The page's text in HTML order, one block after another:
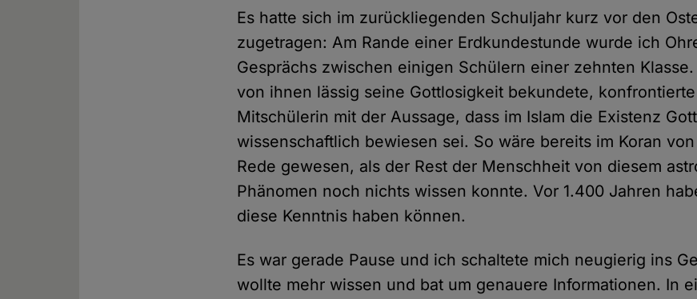
Es hatte sich im zurückliegenden Schuljahr kurz vor den
zugetragen: Am Rande einer Erdkundestunde wurde ich
Gesprächs zwischen einigen Schülern einer zehnten
von ihnen lässig seine Gottlosigkeit bekundete,
Mitschülerin mit der Aussage, dass im Islam die Existenz
wissenschaftlich bewiesen sei. So wäre bereits im Koran
Rede gewesen, als der Rest der Menschheit von diesem
Phänomen noch nichts wissen konnte. Vor 1.400 Jahren
diese Kenntnis haben können.
Es war gerade Pause und ich schaltete mich neugierig ins
wollte mehr wissen und bat um genauere Informationen. In